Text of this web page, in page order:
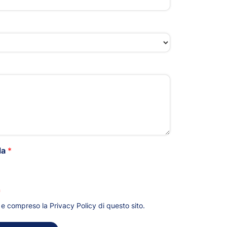
*
compreso la Privacy Policy di questo sito.